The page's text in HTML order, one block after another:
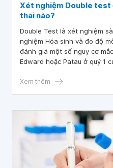
Xét nghiệm Double
thai nào?
Double Test là xét nghiệm
nghiệm Hóa sinh và đo độ
đánh giá một số nguy cơ
Edward hoặc Patau ở quý 1
Xem thêm